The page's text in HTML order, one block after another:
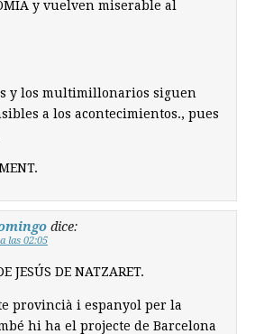
y vuelven miserable al
y los multimillonarios siguen
a los acontecimientos., pues
dice:
las 02:05
JESÚS DE NATZARET.
provincià i espanyol per la
hi ha el projecte de Barcelona